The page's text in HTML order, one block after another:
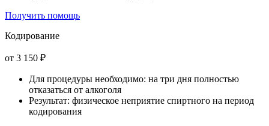
Получить помощь
Кодирование
от 3 150 ₽
Для процедуры необходимо: на три дня полностью
отказаться от алкоголя
Результат: физическое неприятие спиртного на период
кодирования